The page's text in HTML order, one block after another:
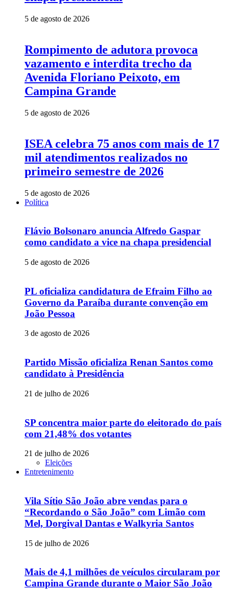
5 de agosto de 2026
Rompimento de adutora provoca
vazamento e interdita trecho da
Avenida Floriano Peixoto, em
Campina Grande
5 de agosto de 2026
ISEA celebra 75 anos com mais de 17
mil atendimentos realizados no
primeiro semestre de 2026
5 de agosto de 2026
Política
Flávio Bolsonaro anuncia Alfredo Gaspar
como candidato a vice na chapa presidencial
5 de agosto de 2026
PL oficializa candidatura de Efraim Filho ao
Governo da Paraíba durante convenção em
João Pessoa
3 de agosto de 2026
Partido Missão oficializa Renan Santos como
candidato à Presidência
21 de julho de 2026
SP concentra maior parte do eleitorado do país
com 21,48% dos votantes
21 de julho de 2026
Eleições
Entretenimento
Vila Sítio São João abre vendas para o
“Recordando o São João” com Limão com
Mel, Dorgival Dantas e Walkyria Santos
15 de julho de 2026
Mais de 4,1 milhões de veículos circularam por
Campina Grande durante o Maior São João